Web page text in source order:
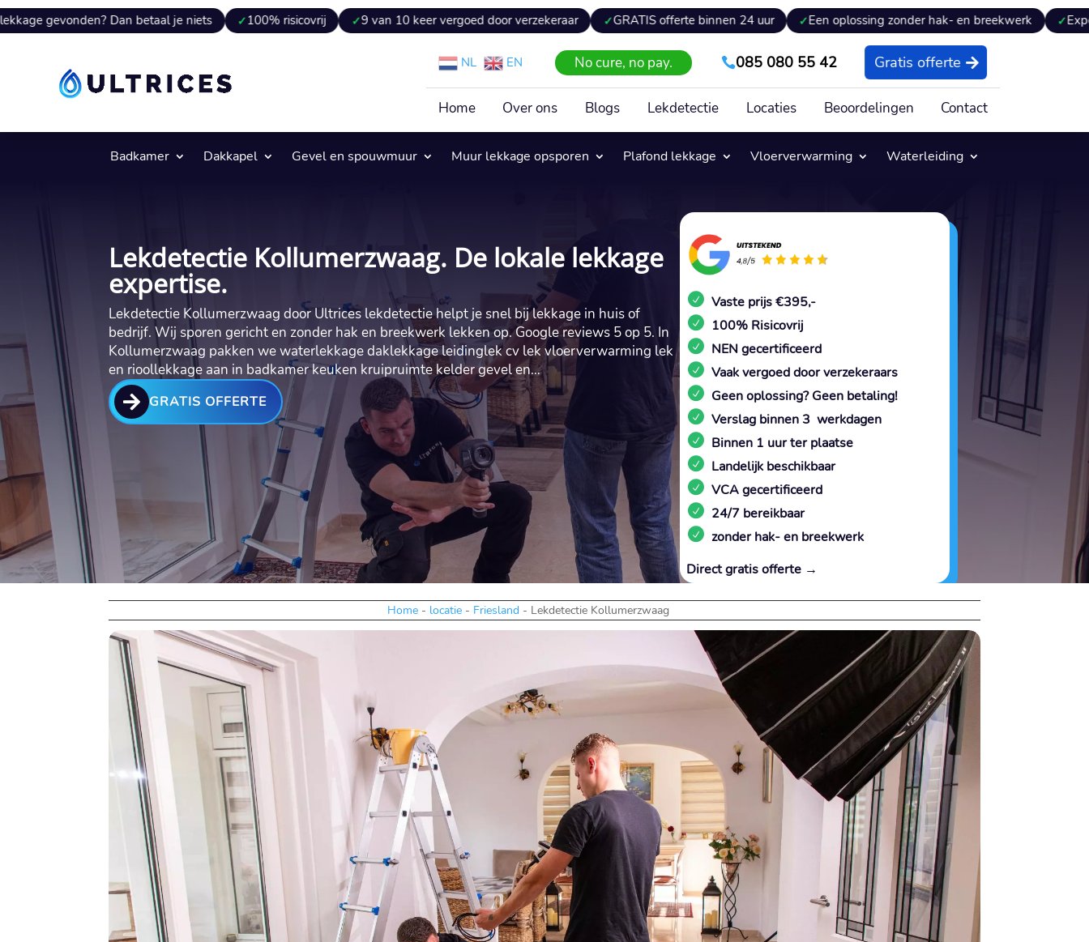
Dan betaal je niets 100% risicovrij 9 van 10 keer vergoed door verzekeraar GRATIS offerte binnen 24 uur Een oplossing zonder hak- en breekwerk
NL EN No cure, no pay. 085 080 55 42 Gratis offerte
Home Over ons Blogs Lekdetectie Locaties Beoordelingen Contact
Badkamer Dakkapel Gevel en spouwmuur Muur lekkage opsporen Plafond lekkage Vloerverwarming Waterleiding
Lekdetectie Kollumerzwaag. De lokale lekkage
expertise.
Lekdetectie Kollumerzwaag door Ultrices lekdetectie helpt je snel bij lekkage in huis of
bedrijf.​ Wij sporen gericht en zonder hak en breekwerk lekken op.​ Google reviews 5 op 5.​ In
Kollumerzwaag pakken we waterlekkage daklekkage leidinglek cv lek vloerverwarming lek
en rioollekkage aan in badkamer keuken kruipruimte kelder gevel en…
 GRATIS OFFERTE
Vaste prijs €395,-
100% Risicovrij
NEN gecertificeerd
Vaak vergoed door verzekeraars
Geen oplossing? Geen betaling!
Verslag binnen 3 werkdagen
Binnen 1 uur ter plaatse
Landelijk beschikbaar
VCA gecertificeerd
24/7 bereikbaar
zonder hak- en breekwerk
Direct gratis offerte →
Home - locatie - Friesland - Lekdetectie Kollumerzwaag